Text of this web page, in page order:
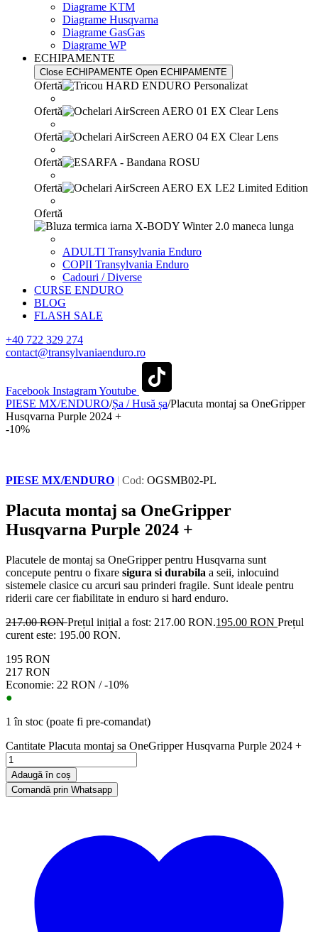
Diagrame KTM
Diagrame Husqvarna
Diagrame GasGas
Diagrame WP
ECHIPAMENTE
Close ECHIPAMENTE Open ECHIPAMENTE
Ofertă
Ofertă
Ofertă
Ofertă
Ofertă
Ofertă
ADULTI Transylvania Enduro
COPII Transylvania Enduro
Cadouri / Diverse
CURSE ENDURO
BLOG
FLASH SALE
+40 722 329 274
contact@transylvaniaenduro.ro
Facebook InstagramYoutube
PIESE MX/ENDURO/Șa / Husă șa/Placuta montaj sa OneGripper
Husqvarna Purple 2024 +
-10%
PIESE MX/ENDURO | Cod: OGSMB02-PL
Placuta montaj sa OneGripper
Husqvarna Purple 2024 +
Placutele de montaj sa OneGripper pentru Husqvarna sunt
concepute pentru o fixare sigura si durabila a seii, inlocuind
sistemele clasice cu arcuri sau prinderi fragile. Sunt ideale pentru
riderii care cer fiabilitate in enduro si hard enduro.
217.00RONPrețul inițial a fost: 217.00 RON.195.00 RON Prețul
curent este: 195.00 RON.
195 RON
217 RON
Economie: 22 RON / -10%
●
1 în stoc (poate fi pre-comandat)
Cantitate Placuta montaj sa OneGripper Husqvarna Purple 2024 +
Adaugă în coș
Comandă prin Whatsapp